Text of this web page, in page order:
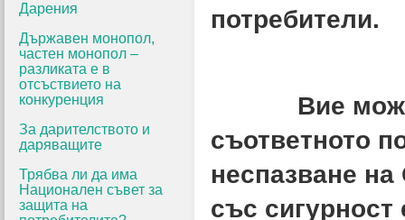
Дарения
Държавен монопол,
частен монопол –
разликата е в
отсъствието на
конкуренция
За дарителството и
даряващите
Трябва ли да има
Национален съвет за
защита на
потребители.
Вие може да
съответното
неспазване
със